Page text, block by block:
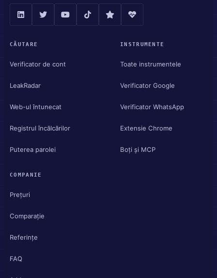
CĂUTARE
Verificator de cont
LeakRadar
Web-ul întunecat
Registrul încălcărilor
Puterea parolei
INSTRUMENTE
Toate instrumentele
Verificator Google
Verificator WhatsApp
Extensie Chrome
Boți și MCP
COMPANIE
Prețuri
Comparație
Referințe
FAQ